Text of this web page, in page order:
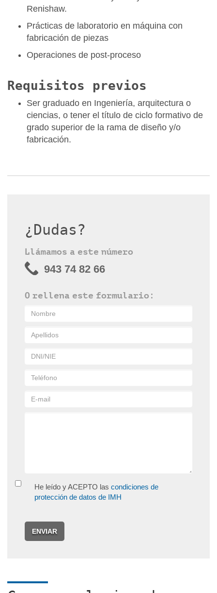
Renishaw.
Prácticas de laboratorio en máquina con
fabricación de piezas
Operaciones de post-proceso
Requisitos previos
Ser graduado en Ingeniería, arquitectura o
ciencias, o tener el título de ciclo formativo de
grado superior de la rama de diseño y/o
fabricación.
¿Dudas?
Llámamos a este número
943 74 82 66
O rellena este formulario:
He leído y ACEPTO las condiciones de
protección de datos de IMH
ENVIAR